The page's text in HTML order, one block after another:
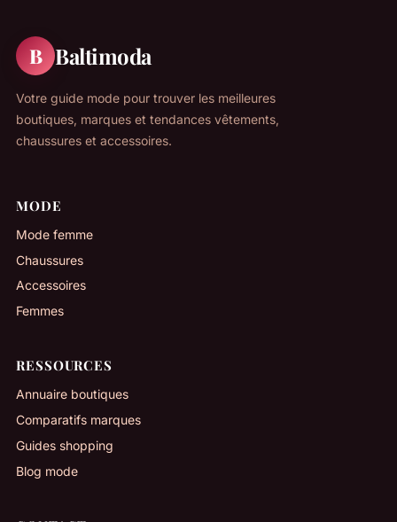
B Baltimoda
Votre guide mode pour trouver les meilleures
boutiques, marques et tendances vêtements,
chaussures et accessoires.
MODE
Mode femme
Chaussures
Accessoires
Femmes
RESSOURCES
Annuaire boutiques
Comparatifs marques
Guides shopping
Blog mode